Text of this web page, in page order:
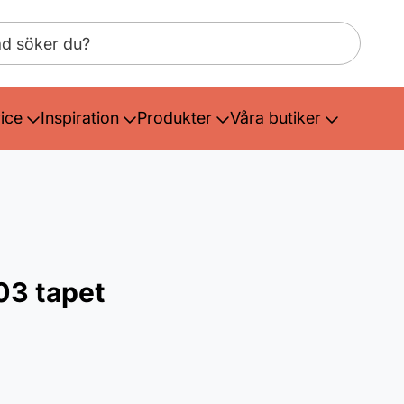
Inspiration Produkter Våra butiker
tapet